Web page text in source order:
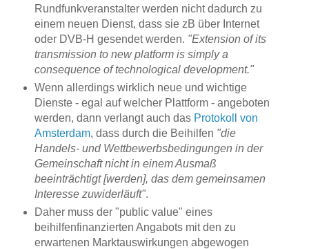
Rundfunkveranstalter werden nicht dadurch zu
einem neuen Dienst, dass sie zB über Internet
oder DVB-H gesendet werden. "Extension of its
transmission to new platform is simply a
consequence of technological development."
Wenn allerdings wirklich neue und wichtige
Dienste - egal auf welcher Plattform - angeboten
werden, dann verlangt auch das Protokoll von
Amsterdam, dass durch die Beihilfen "die
Handels- und Wettbewerbsbedingungen in der
Gemeinschaft nicht in einem Ausmaß
beeinträchtigt [werden], das dem gemeinsamen
Interesse zuwiderläuft".
Daher muss der "public value" eines
beihilfenfinanzierten Angabots mit den zu
erwartenen Marktauswirkungen abgewogen